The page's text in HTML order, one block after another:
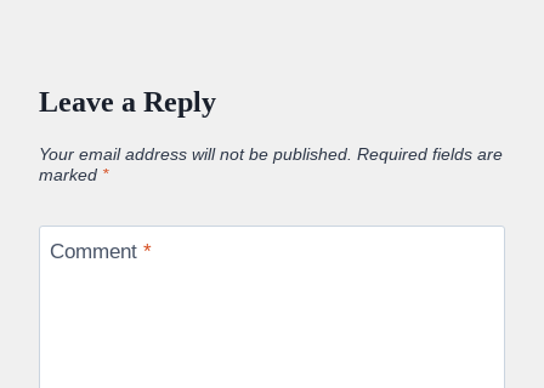
Leave a Reply
Your email address will not be published. Required fields are
marked *
Comment *